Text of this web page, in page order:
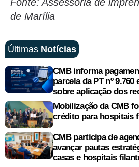
de Marília
Últimas Notícias
CMB informa
parcela da PT nº
sobre aplicação dos
Mobilização da CMB
crédito para hospitais
CMB participa de
avançar pautas
casas e hospitais